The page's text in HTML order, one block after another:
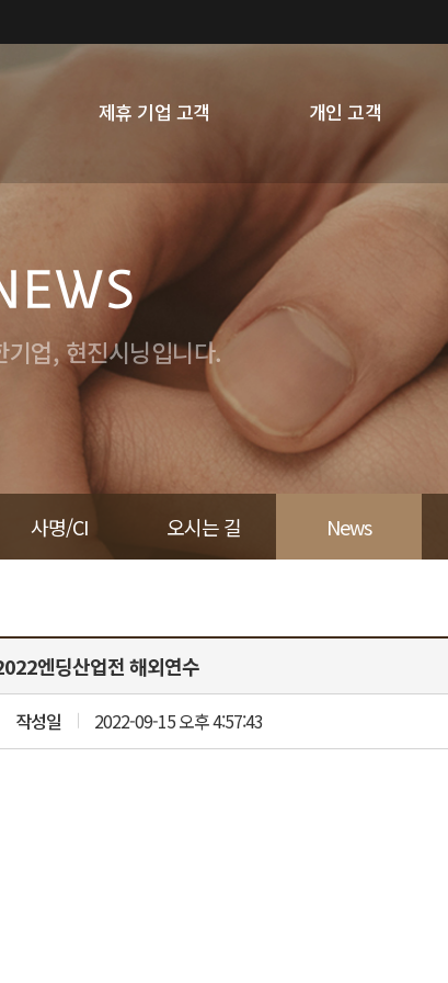
제휴 기업 고객 개인 고객
기업, 현진시닝입니다.
사명/CI 오시는 길 News
엔딩산업전 해외연수
작성일 2022-09-15 오후 4:57:43